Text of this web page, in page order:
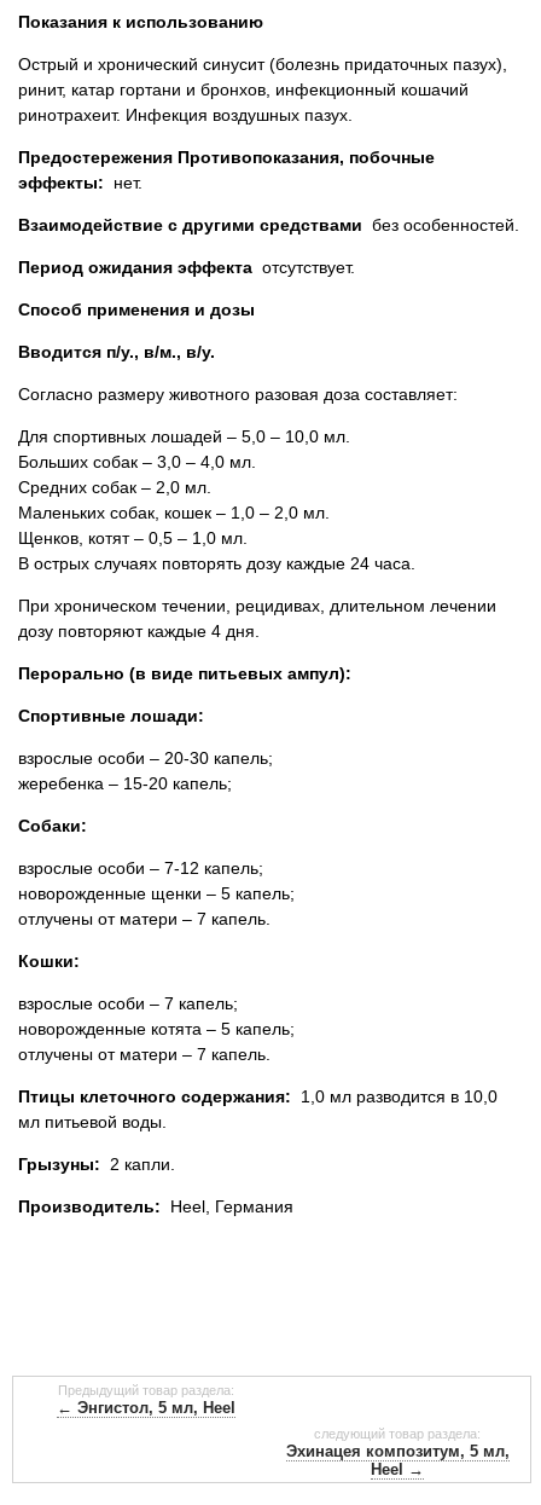
Показания к использованию
Острый и хронический синусит (болезнь придаточных пазух),
ринит, катар гортани и бронхов, инфекционный кошачий
ринотрахеит. Инфекция воздушных пазух.
Предостережения Противопоказания, побочные
эффекты: нет.
Взаимодействие с другими средствами без особенностей.
Период ожидания эффекта отсутствует.
Способ применения и дозы
Вводится п/у., в/м., в/у.
Согласно размеру животного разовая доза составляет:
Для спортивных лошадей – 5,0 – 10,0 мл.
Больших собак – 3,0 – 4,0 мл.
Средних собак – 2,0 мл.
Маленьких собак, кошек – 1,0 – 2,0 мл.
Щенков, котят – 0,5 – 1,0 мл.
В острых случаях повторять дозу каждые 24 часа.
При хроническом течении, рецидивах, длительном лечении
дозу повторяют каждые 4 дня.
Перорально (в виде питьевых ампул):
Спортивные лошади:
взрослые особи – 20-30 капель;
жеребенка – 15-20 капель;
Собаки:
взрослые особи – 7-12 капель;
новорожденные щенки – 5 капель;
отлучены от матери – 7 капель.
Кошки:
взрослые особи – 7 капель;
новорожденные котята – 5 капель;
отлучены от матери – 7 капель.
Птицы клеточного содержания: 1,0 мл разводится в 10,0
мл питьевой воды.
Грызуны: 2 капли.
Производитель: Heel, Германия
Предыдущий товар раздела:
← Энгистол, 5 мл, Heel
следующий товар раздела:
Эхинацея композитум, 5 мл,
Heel →